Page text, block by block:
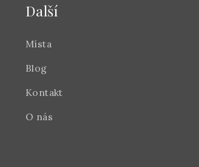
Další
Místa
Blog
Kontakt
O nás